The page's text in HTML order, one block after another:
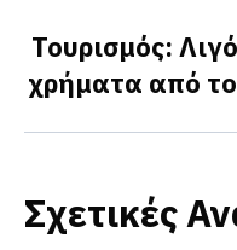
Τουρισμός:
χρήματα από
Σχετικές